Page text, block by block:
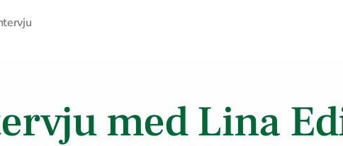
med Lina